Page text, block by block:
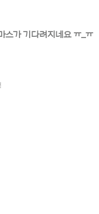
스가 기다려지네요 ㅠ_ㅠ